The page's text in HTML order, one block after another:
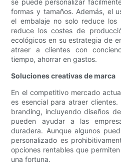
se puede personalizar
formas y tamaños. Además, el
el embalaje no solo reduce los
reduce los costes de
ecológicos en su estrategia de
atraer a clientes con
tiempo, ahorrar en gastos.
Soluciones creativas de marca
En el competitivo mercado
es esencial para atraer
branding, incluyendo diseños
pueden ayudar a las
duradera. Aunque algunos
personalizado es
opciones rentables que
una fortuna.